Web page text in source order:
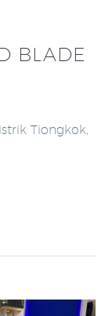
BLADE
Tiongkok,